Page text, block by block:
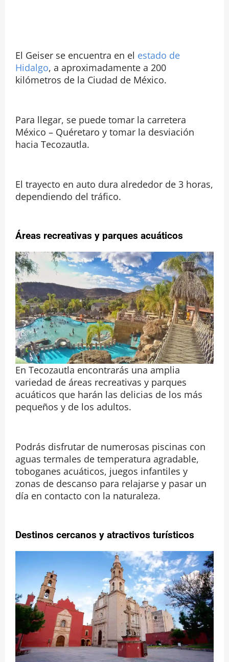
El Geiser se encuentra en el estado de
Hidalgo, a aproximadamente a 200
kilómetros de la Ciudad de México.
Para llegar, se puede tomar la carretera
México – Quéretaro y tomar la desviación
hacia Tecozautla.
El trayecto en auto dura alrededor de 3 horas,
dependiendo del tráfico.
Áreas recreativas y parques acuáticos
En Tecozautla encontrarás una amplia
variedad de áreas recreativas y parques
acuáticos que harán las delicias de los más
pequeños y de los adultos.
Podrás disfrutar de numerosas piscinas con
aguas termales de temperatura agradable,
toboganes acuáticos, juegos infantiles y
zonas de descanso para relajarse y pasar un
día en contacto con la naturaleza.
Destinos cercanos y atractivos turísticos